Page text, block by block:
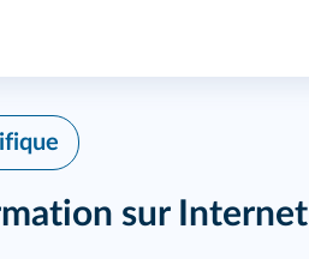
sur Internet